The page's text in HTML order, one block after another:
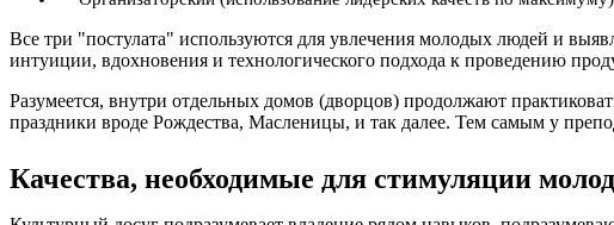
Все три "постулата" используются для увлечения молодых людей и
интуиции, вдохновения и технологического подхода к проведению
Разумеется, внутри отдельных домов (дворцов) продолжают
праздники вроде Рождества, Масленицы, и так далее. Тем самым у
Качества, необходимые для стимуляции